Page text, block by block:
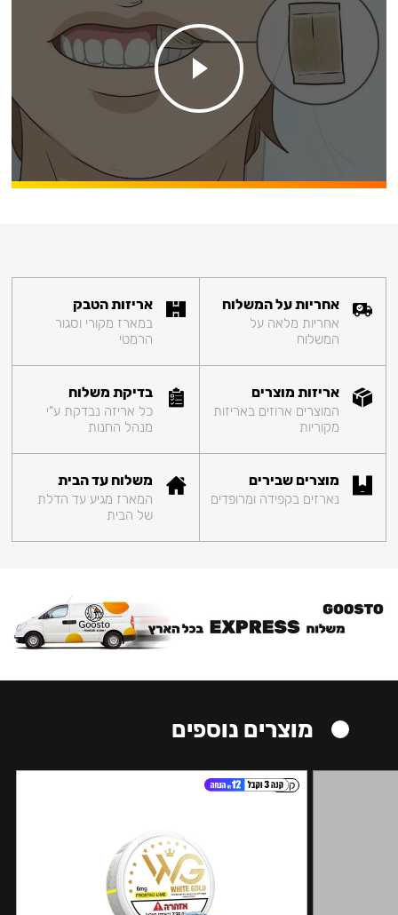
אחריות על המשלוח
אחריות מלאה על
המשלוח
אריזות הטבק
במארז מקורי וסגור
הרמטי
אריזות מוצרים
המוצרים ארוזים באריזות
מקוריות
בדיקת משלוח
כל אריזה נבדקת ע"י
מנהל החנות
מוצרים שבירים
נארזים בקפידה ומרופדים
משלוח עד הבית
המארז מגיע עד הדלת
של הבית
מוצרים נוספים
קל